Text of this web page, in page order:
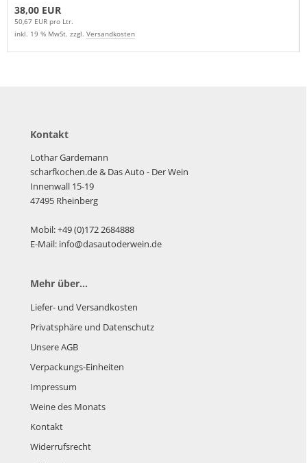
38,00 EUR
50,67 EUR pro Ltr.
inkl. 19 % MwSt. zzgl. Versandkosten
Kontakt
Lothar Gardemann
scharfkochen.de& Das Auto - Der Wein
Innenwall 15-19
47495 Rheinberg
Mobil: +49 (0)172 2684888
E-Mail: info@dasautoderwein.de
Mehr über...
Liefer- und Versandkosten
Privatsphäre und Datenschutz
Unsere AGB
Verpackungs-Einheiten
Impressum
Weine des Monats
Kontakt
Widerrufsrecht